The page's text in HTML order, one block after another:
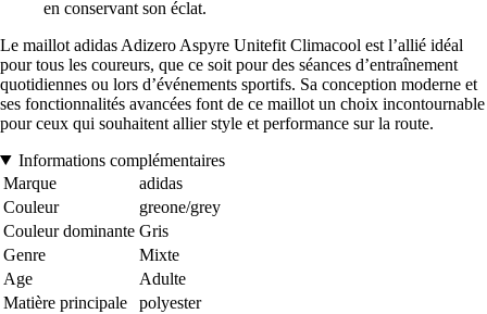
en conservant son éclat.
Le maillot adidas Adizero Aspyre Unitefit Climacool est l’allié idéal
pour tous les coureurs, que ce soit pour des séances d’entraînement
quotidiennes ou lors d’événements sportifs. Sa conception moderne et
ses fonctionnalités avancées font de ce maillot un choix incontournable
pour ceux qui souhaitent allier style et performance sur la route.
Informations complémentaires
Marque
adidas
Couleur
greone/grey
Couleur dominante Gris
Genre
Mixte
Age
Adulte
Matière principale
polyester